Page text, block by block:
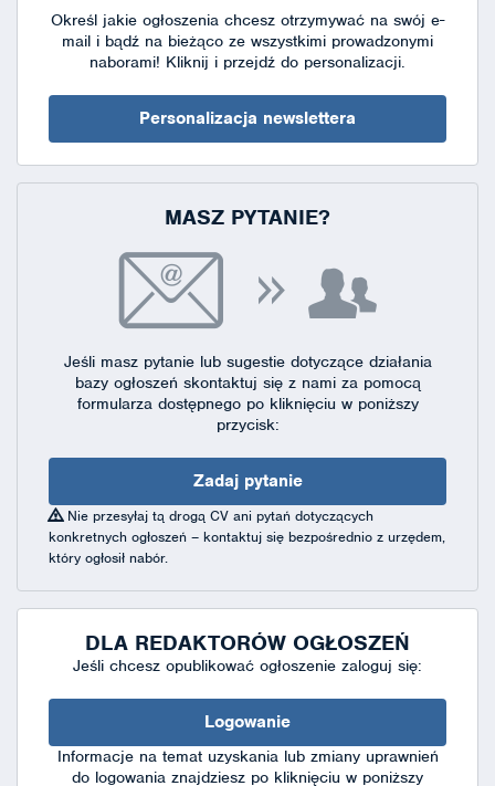
Określ jakie ogłoszenia chcesz otrzymywać na swój e-
mail i bądź na bieżąco ze wszystkimi prowadzonymi
naborami! Kliknij i przejdź do personalizacji.
Personalizacja newslettera
MASZ PYTANIE?
Jeśli masz pytanie lub sugestie dotyczące działania
bazy ogłoszeń skontaktuj się z nami za pomocą
formularza dostępnegopo kliknięciu w poniższy
przycisk:
Zadaj pytanie
Nie przesyłaj tą drogą CV ani pytań dotyczących
konkretnych ogłoszeń – kontaktuj się bezpośrednio z urzędem,
który ogłosił nabór.
DLA REDAKTORÓW OGŁOSZEŃ
Jeśli chcesz opublikować ogłoszenie zaloguj się:
Logowanie
Informacje na temat uzyskania lub zmiany uprawnień
do logowania znajdziesz po kliknięciu w poniższy